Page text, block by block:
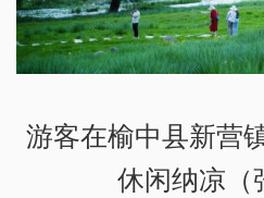
游客在榆中县新营
休闲纳凉（